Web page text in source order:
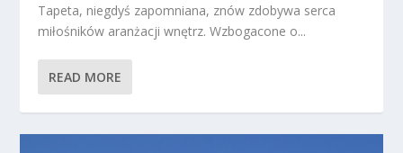
Tapeta, niegdyś zapomniana, znów zdobywa serca
miłośników aranżacji wnętrz. Wzbogacone o...
READ MORE